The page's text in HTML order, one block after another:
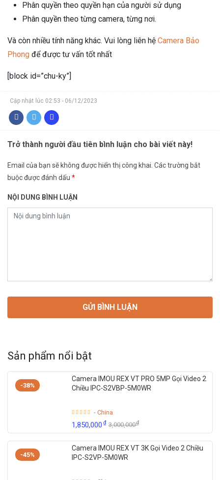
Phân quyền theo quyền hạn của người sử dụng
Phân quyền theo từng camera, từng nơi.
Và còn nhiều tính năng khác. Vui lòng liên hệ Camera Bảo
Phong để được tư vấn tốt nhất
[block id=”chu-ky”]
Cập nhật lúc 02:53 - 06/12/2023
Trở thành người đầu tiên bình luận cho bài viết này!
Email của bạn sẽ không được hiển thị công khai. Các trường bắt
buộc được đánh dấu *
NỘI DUNG BÌNH LUẬN
Sản phẩm nổi bật
-38%
Camera IMOU REX VT PRO 5MP Gọi Video 2
Chiều IPC-S2VBP-5M0WR
- China
1,850,000₫ 3,000,000₫
-45%
Camera IMOU REX VT 3K Gọi Video 2 Chiều
IPC-S2VP-5M0WR